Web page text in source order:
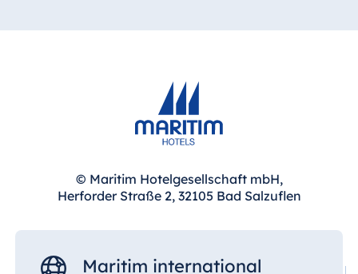
© Maritim Hotelgesellschaft mbH,
Herforder Straße 2, 32105 Bad Salzuflen
Maritim international